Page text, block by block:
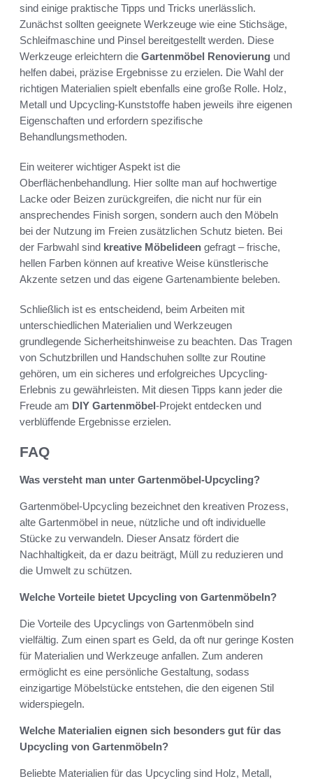
sind einige praktische Tipps und Tricks unerlässlich.
Zunächst sollten geeignete Werkzeuge wie eine Stichsäge,
Schleifmaschine und Pinsel bereitgestellt werden. Diese
Werkzeuge erleichtern die Gartenmöbel Renovierung und
helfen dabei, präzise Ergebnisse zu erzielen. Die Wahl der
richtigen Materialien spielt ebenfalls eine große Rolle. Holz,
Metall und Upcycling-Kunststoffe haben jeweils ihre eigenen
Eigenschaften und erfordern spezifische
Behandlungsmethoden.
Ein weiterer wichtiger Aspekt ist die
Oberflächenbehandlung. Hier sollte man auf hochwertige
Lacke oder Beizen zurückgreifen, die nicht nur für ein
ansprechendes Finish sorgen, sondern auch den Möbeln
bei der Nutzung im Freien zusätzlichen Schutz bieten. Bei
der Farbwahl sind kreative Möbelideen gefragt – frische,
hellen Farben können auf kreative Weise künstlerische
Akzente setzen und das eigene Gartenambiente beleben.
Schließlich ist es entscheidend, beim Arbeiten mit
unterschiedlichen Materialien und Werkzeugen
grundlegende Sicherheitshinweise zu beachten. Das Tragen
von Schutzbrillen und Handschuhen sollte zur Routine
gehören, um ein sicheres und erfolgreiches Upcycling-
Erlebnis zu gewährleisten. Mit diesen Tipps kann jeder die
Freude am DIY Gartenmöbel-Projekt entdecken und
verblüffende Ergebnisse erzielen.
FAQ
Was versteht man unter Gartenmöbel-Upcycling?
Gartenmöbel-Upcycling bezeichnet den kreativen Prozess,
alte Gartenmöbel in neue, nützliche und oft individuelle
Stücke zu verwandeln. Dieser Ansatz fördert die
Nachhaltigkeit, da er dazu beiträgt, Müll zu reduzieren und
die Umwelt zu schützen.
Welche Vorteile bietet Upcycling von Gartenmöbeln?
Die Vorteile des Upcyclings von Gartenmöbeln sind
vielfältig. Zum einen spart es Geld, da oft nur geringe Kosten
für Materialien und Werkzeuge anfallen. Zum anderen
ermöglicht es eine persönliche Gestaltung, sodass
einzigartige Möbelstücke entstehen, die den eigenen Stil
widerspiegeln.
Welche Materialien eignen sich besonders gut für das
Upcycling von Gartenmöbeln?
Beliebte Materialien für das Upcycling sind Holz, Metall,